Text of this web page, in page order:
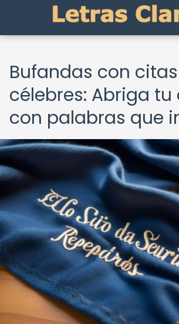
Bufandas con citas
célebres: Abriga tu
con palabras que